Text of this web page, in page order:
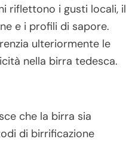
riflettono i gusti locali, il
e i profili di sapore.
ulteriormente le
nella birra tedesca.
che la birra sia
di birrificazione